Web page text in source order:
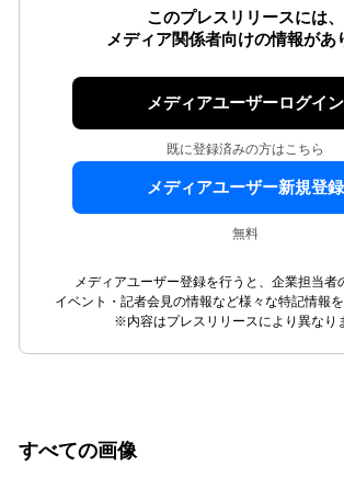
このプレスリリースには、
メディア関係者向けの情報があ
メディアユーザーログイン
既に登録済みの方はこちら
メディアユーザー新規登録
無料
メディアユーザー登録を行うと、企業担当者
イベント・記者会見の情報など様々な特記情報を
※内容はプレスリリースにより異なり
すべての画像